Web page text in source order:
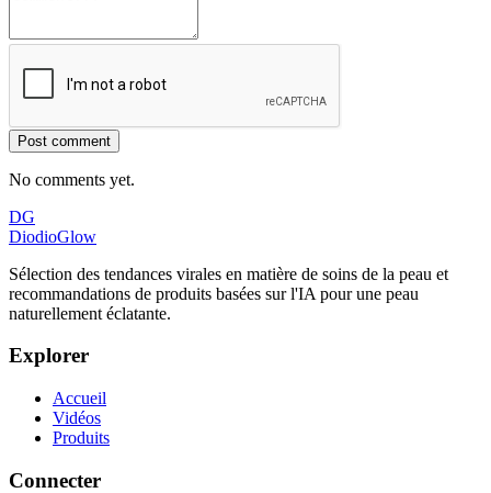
Post comment
No comments yet.
DG
DiodioGlow
Sélection des tendances virales en matière de soins de la peau et
recommandations de produits basées sur l'IA pour une peau
naturellement éclatante.
Explorer
Accueil
Vidéos
Produits
Connecter